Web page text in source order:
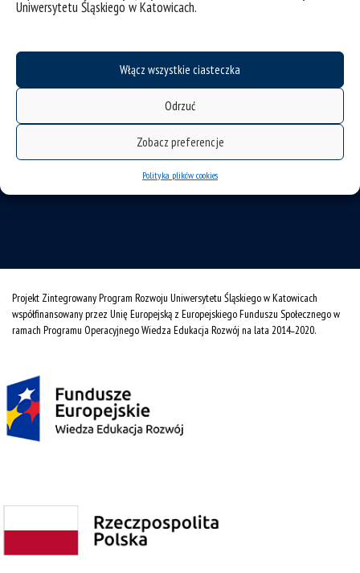
Uniwersytetu Śląskiego w Katowicach.
Włącz wszystkie ciasteczka
Odrzuć
Zobacz preferencje
Polityka plików cookies
USOSweb
CINiBA
SAP
e-mail:info@us.edu.pl
Projekt Zintegrowany Program Rozwoju Uniwersytetu Śląskiego w Katowicach
współfinansowany przez Unię Europejską z Europejskiego Funduszu Społecznego w
ramach Programu Operacyjnego Wiedza Edukacja Rozwój na lata 2014˗2020.